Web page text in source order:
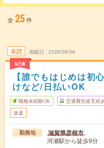
全 25件
未読
NEW
掲載日 2026/08/06
【誰でもはじめは初
けなど/日払いOK
職種未経験OK 交通費別途支給
派遣
勤務地 滋賀県彦根市
河瀬駅から徒歩9分